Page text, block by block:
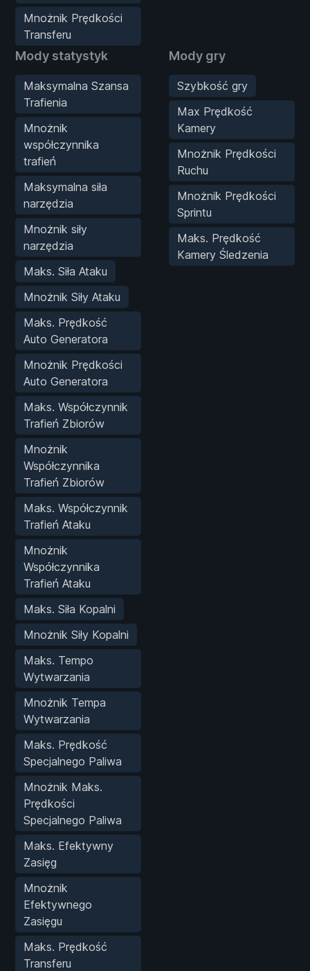
Mnożnik Prędkości
Transferu
Mody statystyk
Maksymalna Szansa
Trafienia
Mnożnik
współczynnika
trafień
Maksymalna siła
narzędzia
Mnożnik siły
narzędzia
Maks. Siła Ataku
Mnożnik Siły Ataku
Maks. Prędkość
Auto Generatora
Mnożnik Prędkości
Auto Generatora
Maks. Współczynnik
Trafień Zbiorów
Mnożnik
Współczynnika
Trafień Zbiorów
Maks. Współczynnik
Trafień Ataku
Mnożnik
Współczynnika
Trafień Ataku
Maks. Siła Kopalni
Mnożnik Siły Kopalni
Maks. Tempo
Wytwarzania
Mnożnik Tempa
Wytwarzania
Maks. Prędkość
Specjalnego Paliwa
Mnożnik Maks.
Prędkości
Specjalnego Paliwa
Maks. Efektywny
Zasięg
Mnożnik
Efektywnego
Zasięgu
Maks. Prędkość
Transferu
Mody gry
Szybkość gry
Max Prędkość
Kamery
Mnożnik Prędkości
Ruchu
Mnożnik Prędkości
Sprintu
Maks. Prędkość
Kamery Śledzenia